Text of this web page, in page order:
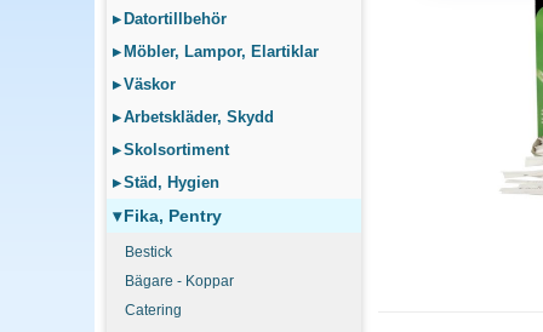
▸ Datortillbehör
▸ Möbler, Lampor, Elartiklar
▸Väskor
▸Arbetskläder, Skydd
▸Skolsortiment
▸Städ, Hygien
▾Fika, Pentry
Bestick
Bägare - Koppar
Catering
Diskmaskin eller
Hur ofta ska
Ytligt rengöring
Tydligt städschema